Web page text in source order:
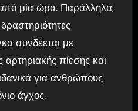
από μία ώρα. Παράλληλα,
συνδέεται με
πίεσης και
για ανθρώπους
άγχος.